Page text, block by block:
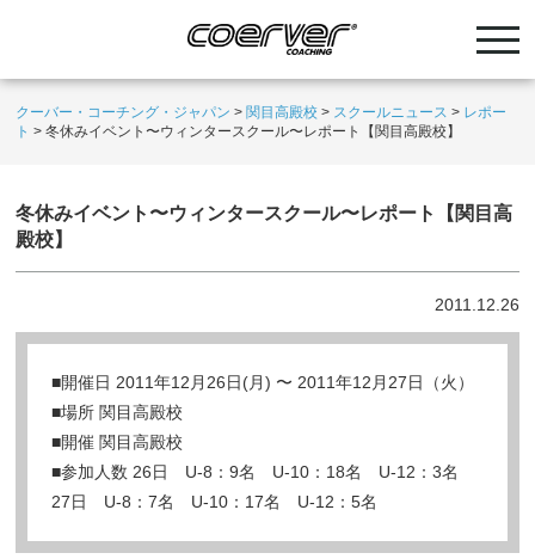
クーバー・コーチング・ジャパン > 関目高殿校 > スクールニュース > レポー
ト >冬休みイベント〜ウィンタースクール〜レポート【関目高殿校】
冬休みイベント〜ウィンタースクール〜レポート【関目高
殿校】
2011.12.26
■開催日 2011年12月26日(月) 〜 2011年12月27日（火）
■場所 関目高殿校
■開催 関目高殿校
■参加人数 26日 U-8：9名 U-10：18名 U-12：3名
27日 U-8：7名 U-10：17名 U-12：5名